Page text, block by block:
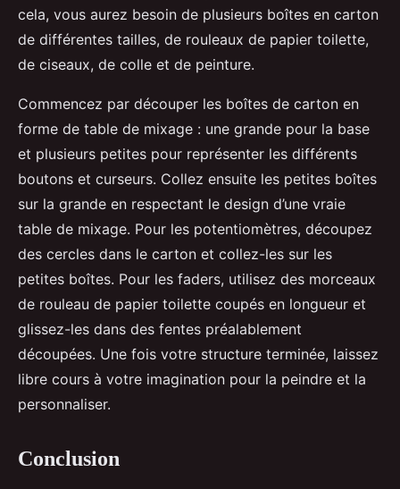
cela, vous aurez besoin de plusieurs boîtes en carton
de différentes tailles, de rouleaux de papier toilette,
de ciseaux, de colle et de peinture.
Commencez par découper les boîtes de carton en
forme de table de mixage : une grande pour la base
et plusieurs petites pour représenter les différents
boutons et curseurs. Collez ensuite les petites boîtes
sur la grande en respectant le design d’une vraie
table de mixage. Pour les potentiomètres, découpez
des cercles dans le carton et collez-les sur les
petites boîtes. Pour les faders, utilisez des morceaux
de rouleau de papier toilette coupés en longueur et
glissez-les dans des fentes préalablement
découpées. Une fois votre structure terminée, laissez
libre cours à votre imagination pour la peindre et la
personnaliser.
Conclusion